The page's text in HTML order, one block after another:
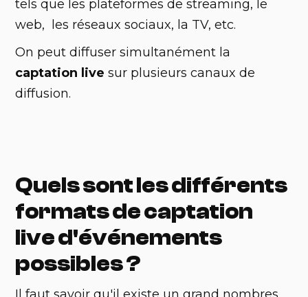
tels que les plateformes de streaming, le
web, les réseaux sociaux, la TV, etc.
On peut diffuser simultanément la
captation live sur plusieurs canaux de
diffusion.
Quels sont les différents
formats de captation
live d'événements
possibles ?